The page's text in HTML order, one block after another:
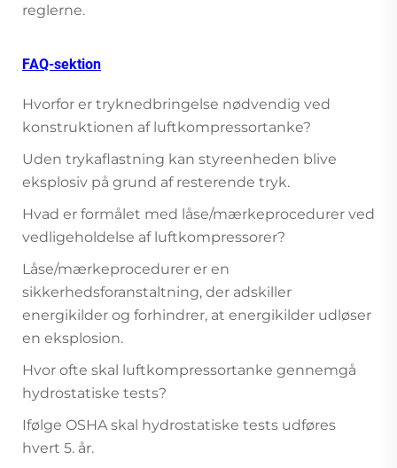
reglerne.
FAQ-sektion
Hvorfor er tryknedbringelse nødvendig ved
konstruktionen af luftkompressortanke?
Uden trykaflastning kan styreenheden blive
eksplosiv på grund af resterende tryk.
Hvad er formålet med låse/mærkeprocedurer ved
vedligeholdelse af luftkompressorer?
Låse/mærkeprocedurer er en
sikkerhedsforanstaltning, der adskiller
energikilder og forhindrer, at energikilder udløser
en eksplosion.
Hvor ofte skal luftkompressortanke gennemgå
hydrostatiske tests?
Ifølge OSHA skal hydrostatiske tests udføres
hvert 5. år.